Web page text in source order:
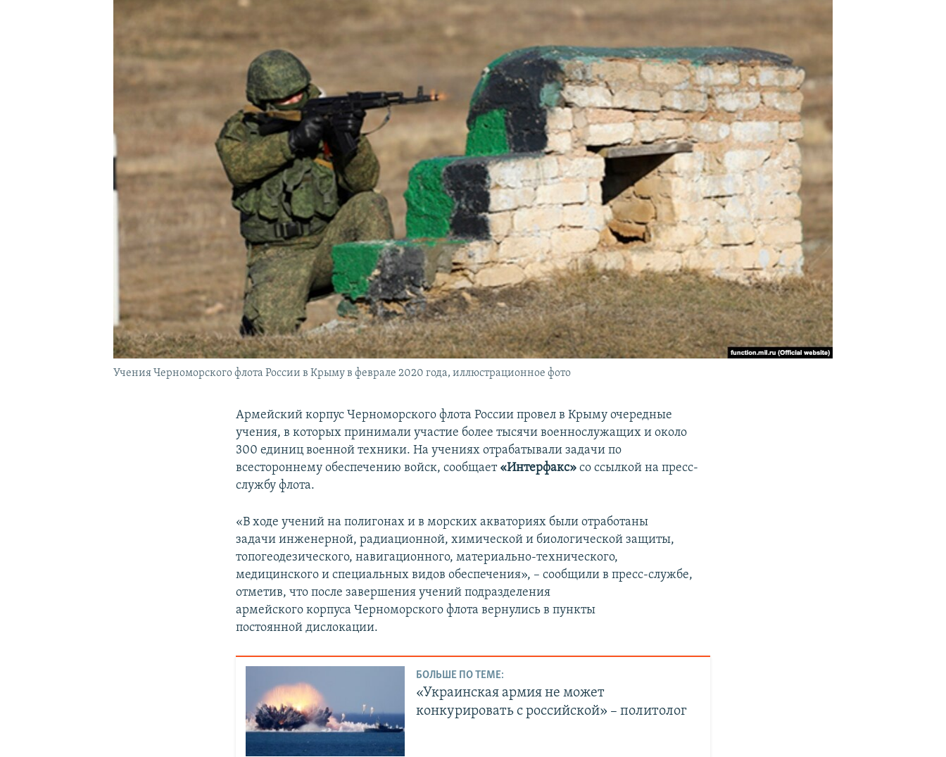
УКРАИНСКАЯ ПРОБЛЕМА КРЫМА
Учения Черноморского флота России в Крыму в феврале 2020 года, иллюстрационное фото
Армейский корпус Черноморского флота России провел в Крыму очередные
учения, в которых принимали участие более тысячи военнослужащих и около
300 единиц военной техники. На учениях отрабатывали задачи по
всестороннему обеспечению войск, сообщает«Интерфакс» со ссылкой на пресс-
службу флота.
«В ходе учений на полигонах и в морских акваториях были отработаны
задачи инженерной, радиационной, химической и биологической защиты,
топогеодезического, навигационного, материально-технического,
медицинского и специальных видов обеспечения», – сообщили в пресс-службе,
отметив, что после завершения учений подразделения
армейского корпуса Черноморского флота вернулись в пункты
постоянной дислокации.
БОЛЬШЕ ПО ТЕМЕ:
«Украинская армия не может
конкурировать с российской» – политолог